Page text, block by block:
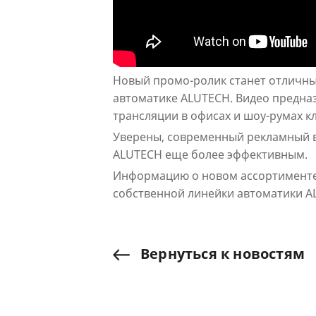
Новый промо-ролик станет
автоматике ALUTECH. Видео
трансляции в офисах и шоу-румах
Уверены, современный рекламный
ALUTECH еще более эффективным.
Информацию о новом
собственной линейки автоматики
Вернуться к новостям